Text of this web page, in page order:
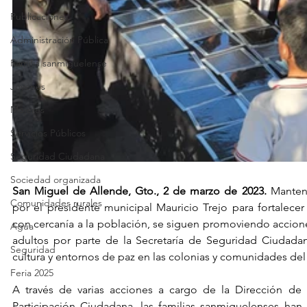
Publicaciones
Administración Pública
Familia sanmiguelense
Jóvenes
Mujeres
Servicios Públicos
Seguridad Ciudadana
Sociedad organizada
Comunidades rurales
Agua
Seguridad
Feria 2025
San Miguel de Allende, Gto., 2 de marzo de 2023.
por el presidente municipal Mauricio Trejo para
con cercanía a la población, se siguen promoviendo
adultos por parte de la Secretaría de Seguridad
cultura y entornos de paz en las colonias y comunidades
A través de varias acciones a cargo de la Dirección de